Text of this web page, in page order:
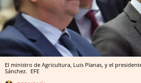
El ministro de Agricultura, Luis Planas, y el
Sánchez. EFE